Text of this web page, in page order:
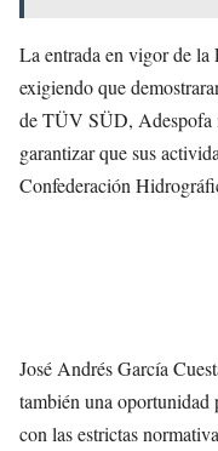
La entrada en vigor de la
exigiendo que
de TÜV SÜD, Adespofa
garantizar que sus
Confederación
José Andrés García
también una oportunidad
con las estrictas